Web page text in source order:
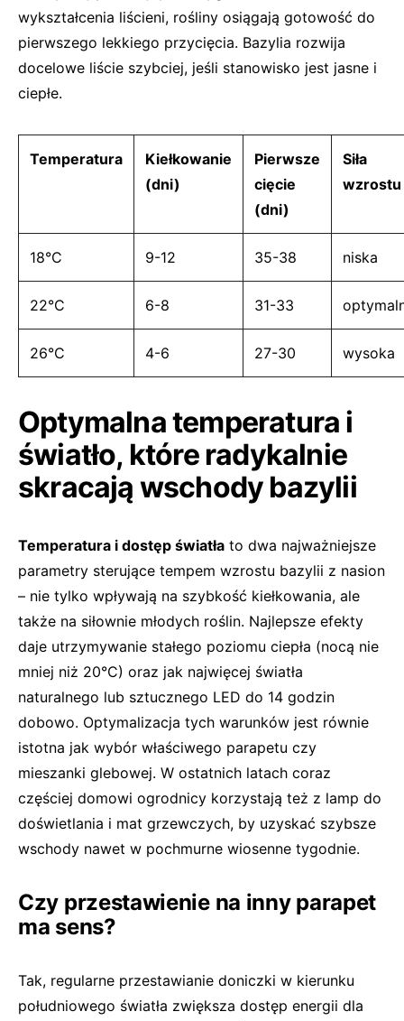
wykształcenia liścieni, rośliny osiągają gotowość do
pierwszego lekkiego przycięcia. Bazylia rozwija
docelowe liście szybciej, jeśli stanowisko jest jasne i
ciepłe.
Temperatura
Kiełkowanie
(dni)
Pierwsze
cięcie
(dni)
Siła
wzrostu
18°C 9-12 35-38 niska
22°C 6-8 31-33
26°C 4-6 27-30 wysoka
Optymalna temperatura i
światło, które radykalnie
skracają wschody bazylii
Temperatura i dostęp światła to dwa najważniejsze
parametry sterujące tempem wzrostu bazylii z nasion
– nie tylko wpływają na szybkość kiełkowania, ale
także na siłownie młodych roślin. Najlepsze efekty
daje utrzymywanie stałego poziomu ciepła (nocą nie
mniej niż 20°C) oraz jak najwięcej światła
naturalnego lub sztucznego LED do 14 godzin
dobowo. Optymalizacja tych warunków jest równie
istotna jak wybór właściwego parapetu czy
mieszanki glebowej. W ostatnich latach coraz
częściej domowi ogrodnicy korzystają też z lamp do
doświetlania i mat grzewczych, by uzyskać szybsze
wschody nawet w pochmurne wiosenne tygodnie.
Czy przestawienie na inny parapet
ma sens?
Tak, regularne przestawianie doniczki w kierunku
południowego światła zwiększa dostęp energii dla